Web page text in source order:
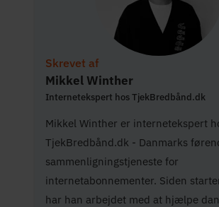
Skrevet af
Mikkel Winther
Internetekspert hos TjekBredbånd.dk
Mikkel Winther er internetekspert
TjekBredbånd.dk - Danmarks
sammenligningstjeneste for
internetabonnementer. Siden
har han arbejdet med at hjælpe